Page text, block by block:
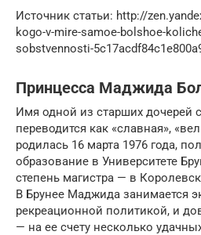
Источник статьи: http://
kogo-v-mire-samoe-bolshoe-
sobstvennosti-
Принцесса Маджида
Имя одной из старших дочерей
переводится как «славная»,
родилась 16 марта 1976 года,
образование в Университете
степень магистра — в
В Брунее Маджида занимается
рекреационной политикой, и
— на ее счету несколько